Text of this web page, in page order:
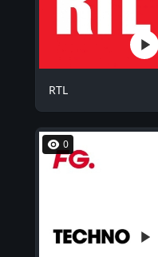
RTL
0